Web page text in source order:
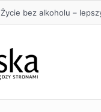
Trwa remont przejazdów